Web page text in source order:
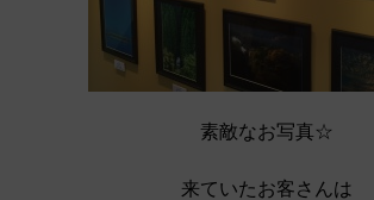
素敵なお写真☆
来ていたお客さんは